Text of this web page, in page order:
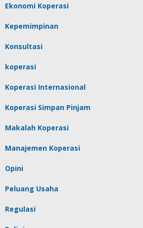
Ekonomi Koperasi
Kepemimpinan
Konsultasi
koperasi
Koperasi Internasional
Koperasi Simpan Pinjam
Makalah Koperasi
Manajemen Koperasi
Opini
Peluang Usaha
Regulasi